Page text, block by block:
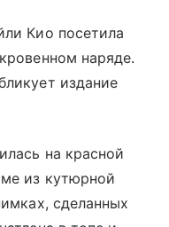
Кио посетила
наряде.
издание
на красной
из кутюрной
сделанных